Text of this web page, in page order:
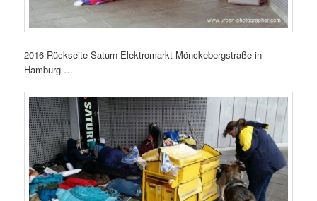
2016 Rückseite Saturn Elektromarkt Mönckebergstraße in
Hamburg …